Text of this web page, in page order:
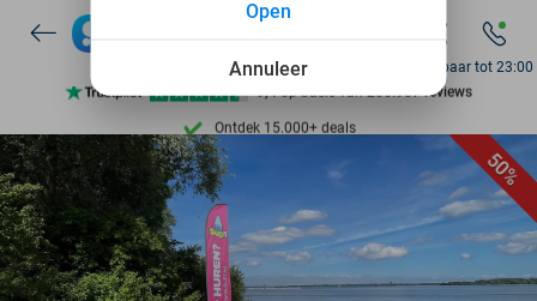
7 dagen per week beschikbaar
10+ miljoen leden
9,4 op basis van205.987 reviews
Ontdek 15.000+ deals
Bereikbaar tot 23:00
50%
Annuleer
Open